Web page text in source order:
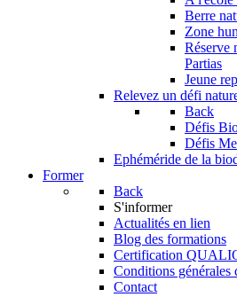
Berre
Zone
Réserve
Partias
Jeune
Relevez un défi
Back
Défis
Défis
Ephéméride de la
Former
Back
S'informer
Actualités en lien
Blog des formations
Certification
Conditions générales
Contact